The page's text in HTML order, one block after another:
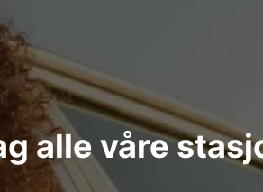
alle våre